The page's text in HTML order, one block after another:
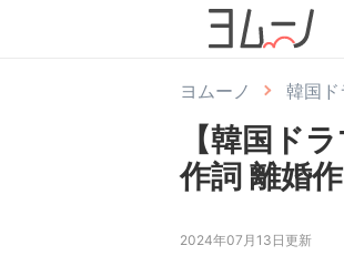
ヨムーノ 韓国ド
【韓国ド
作詞 離婚
2024年07月13日更新